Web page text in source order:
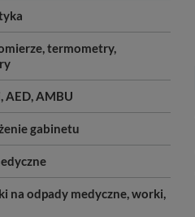
termometry,
AED, AMBU
gabinetu
na odpady medyczne, worki,